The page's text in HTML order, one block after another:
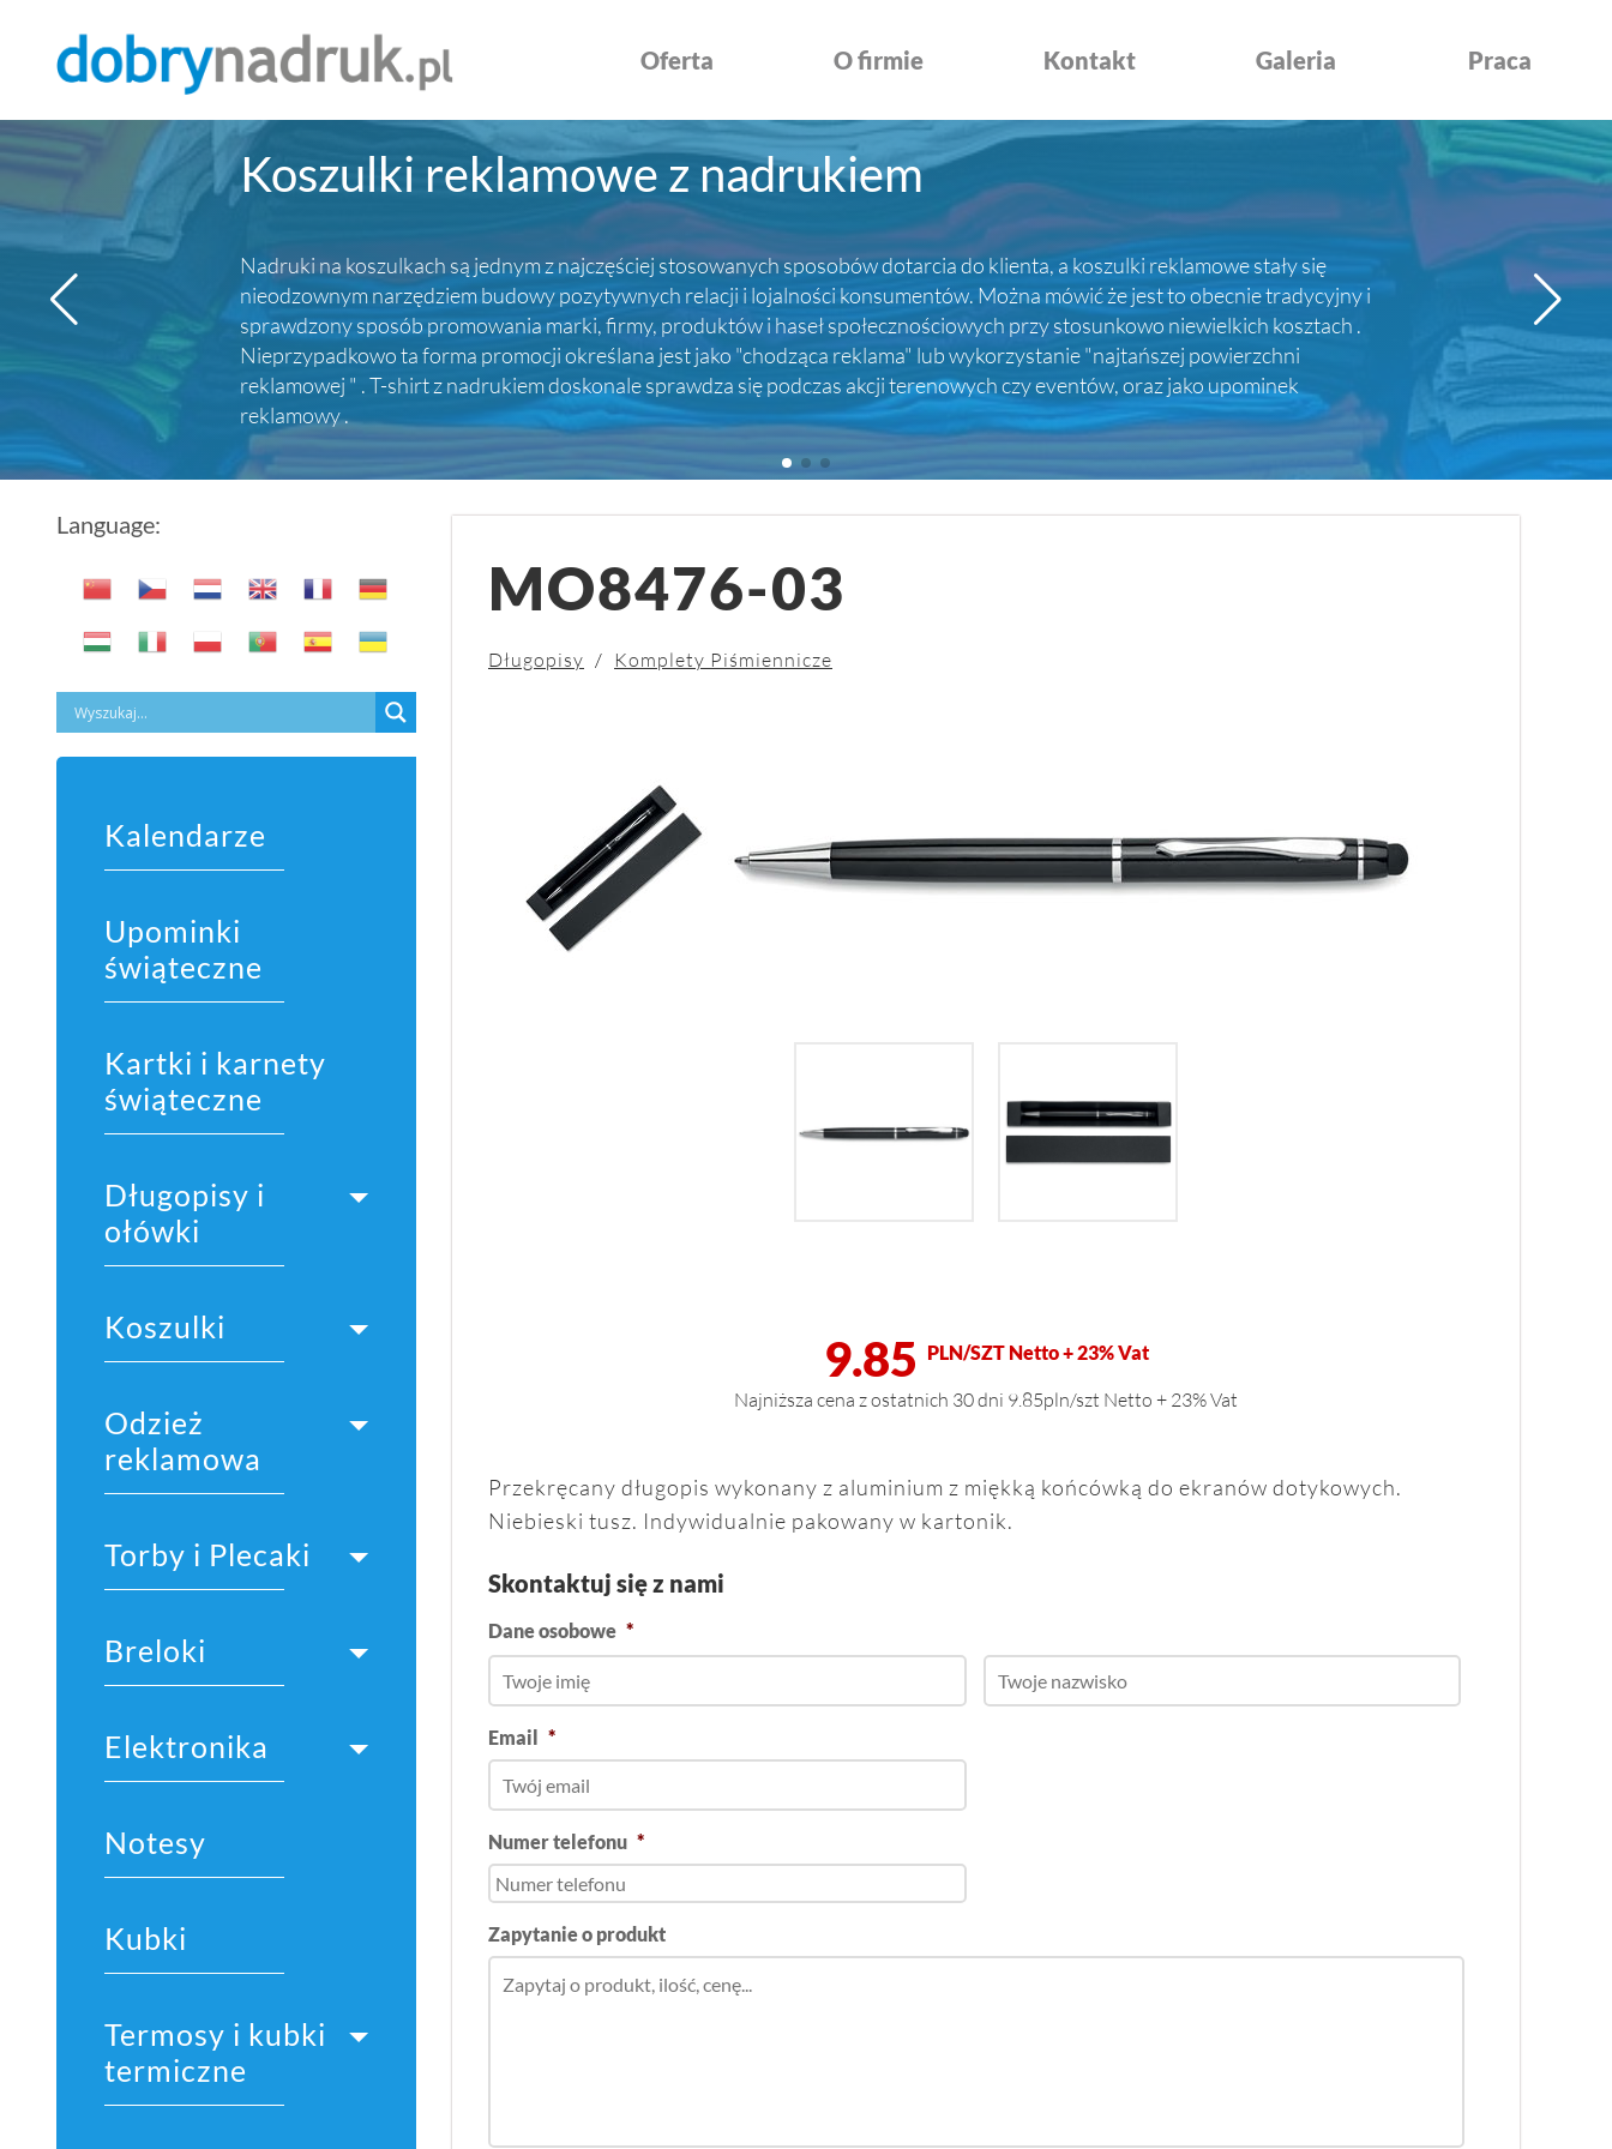
Oferta O firmie Kontakt Galeria Praca
Koszulki reklamowe z nadrukiem
Nadruki na koszulkach są jednym z najczęściej stosowanych sposobów dotarcia do klienta, a koszulki reklamowe stały się
nieodzownym narzędziem budowy pozytywnych relacji i lojalności konsumentów. Można mówić że jest to obecnie tradycyjny i
sprawdzony sposób promowania marki, firmy, produktów i haseł społecznościowych przy stosunkowo niewielkich kosztach .
Nieprzypadkowo ta forma promocji określana jest jako "chodząca reklama" lub wykorzystanie "najtańszej powierzchni
reklamowej " . T-shirt z nadrukiem doskonale sprawdza się podczas akcji terenowych czy eventów, oraz jako upominek
reklamowy .
Language:
Kalendarze
Upominki
świąteczne
Kartki i karnety
świąteczne
Długopisy i
ołówki
Koszulki
Odzież
reklamowa
Torby i Plecaki
Breloki
Elektronika
Notesy
Kubki
Termosy i kubki
termiczne
MO8476-03
Długopisy / Komplety Piśmiennicze
9.85 PLN/SZT Netto + 23% Vat
Najniższa cena z ostatnich 30 dni 9.85pln/szt Netto + 23% Vat
Skontaktuj się z nami
Dane osobowe *
Email *
Numer telefonu *
Zapytanie o produkt
Przekręcany długopis wykonany z aluminium z miękką końcówką do ekranów dotykowych.
Niebieski tusz. Indywidualnie pakowany w kartonik.